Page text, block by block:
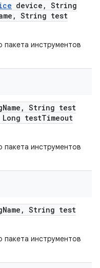
device , String
, String test
пакета инструментов
Name , String test
Long testTimeout
пакета инструментов
Name , String test
пакета инструментов